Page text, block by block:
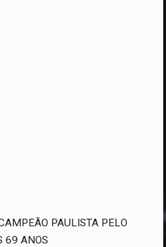
PAULISTA PELO
69 ANOS